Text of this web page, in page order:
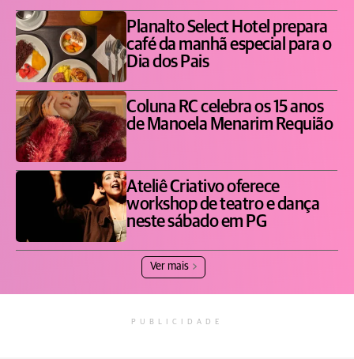
Planalto Select Hotel prepara
café da manhã especial para o
Dia dos Pais
Coluna RC celebra os 15 anos
de Manoela Menarim Requião
Ateliê Criativo oferece
workshop de teatro e dança
neste sábado em PG
Ver mais
PUBLICIDADE